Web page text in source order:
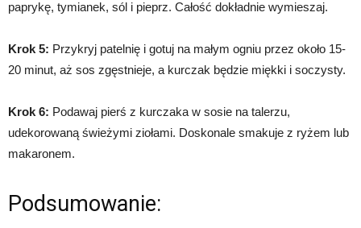
paprykę, tymianek, sól i pieprz. Całość dokładnie wymieszaj.
Krok 5: Przykryj patelnię i gotuj na małym ogniu przez około 15-
20 minut, aż sos zgęstnieje, a kurczak będzie miękki i soczysty.
Krok 6: Podawaj pierś z kurczaka w sosie na talerzu,
udekorowaną świeżymi ziołami. Doskonale smakuje z ryżem lub
makaronem.
Podsumowanie: